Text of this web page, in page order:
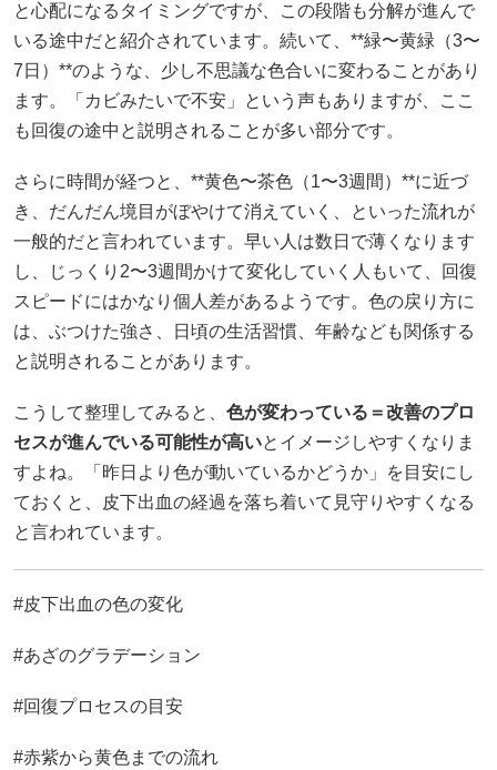
と心配になるタイミングですが、この段階も分解が進んで
いる途中だと紹介されています。続いて、**緑〜黄緑（3〜
7日）**のような、少し不思議な色合いに変わることがあり
ます。「カビみたいで不安」という声もありますが、ここ
も回復の途中と説明されることが多い部分です。
さらに時間が経つと、**黄色〜茶色（1〜3週間）**に近づ
き、だんだん境目がぼやけて消えていく、といった流れが
一般的だと言われています。早い人は数日で薄くなります
し、じっくり2〜3週間かけて変化していく人もいて、回復
スピードにはかなり個人差があるようです。色の戻り方に
は、ぶつけた強さ、日頃の生活習慣、年齢なども関係する
と説明されることがあります。
こうして整理してみると、 色が変わっている＝改善のプロ
セスが進んでいる可能性が高いとイメージしやすくなりま
すよね。「昨日より色が動いているかどうか」を目安にし
ておくと、皮下出血の経過を落ち着いて見守りやすくなる
と言われています。
#皮下出血の色の変化
#あざのグラデーション
#回復プロセスの目安
#赤紫から黄色までの流れ